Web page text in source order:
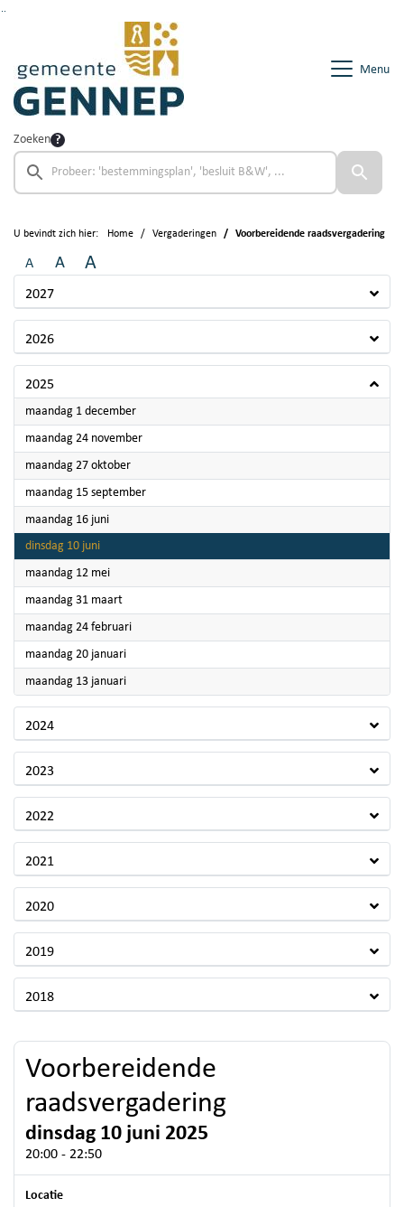
Menu
Zoeken
U bevindt zich hier: Home Vergaderingen Voorbereidende raadsvergadering
A A A
2027
2026
2025
maandag 1 december2025
maandag 24 november2025
maandag 27 oktober2025
maandag 15 september2025
maandag 16 juni2025
dinsdag 10 juni2025
maandag 12 mei2025
maandag 31 maart2025
maandag 24 februari2025
maandag 20 januari2025
maandag 13 januari2025
2024
2023
2022
2021
2020
2019
2018
Voorbereidende
raadsvergadering
dinsdag 10 juni 2025
20:00 - 22:50
Locatie